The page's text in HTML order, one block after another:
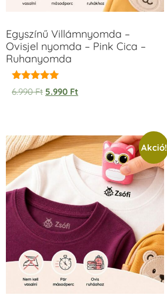
Egyszínű Villámnyomda –
Ovisjel nyomda – Pink Cica –
Ruhanyomda
Értékelés:
5.00
6.990Ft 5.990 Ft
Akció!